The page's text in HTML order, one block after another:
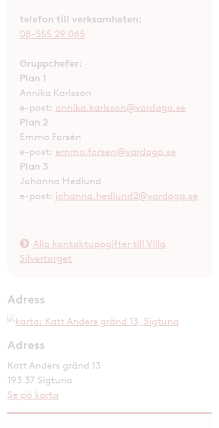
telefon till verksamheten:
08-555 29 065
Gruppchefer:
Plan 1
Annika Karlsson
e-post: annika.karlsson@vardaga.se
Plan 2
Emma Forsèn
e-post: emma.forsen@vardaga.se
Plan 3
Johanna Hedlund
e-post: johanna.hedlund2@vardaga.se
Alla kontaktuppgifter till Villa
Silvertorget
Adress
Adress
Katt Anders gränd 13
193 37 Sigtuna
Se på karta